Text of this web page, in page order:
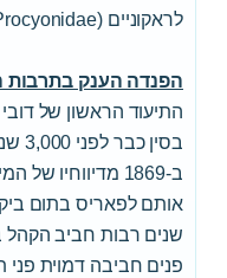
לראקוניים (Procyonidae).
הפנדה הענק בתרבות
התיעוד הראשון של
ב-1869 מדיווחיו
אותם לפאריס בתום
שנים רבות חביב
פנים חביבה דמוית פני